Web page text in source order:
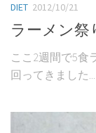
DIET 2012/10/21
ラーメン祭
ここ2週間で5食
回ってきました...